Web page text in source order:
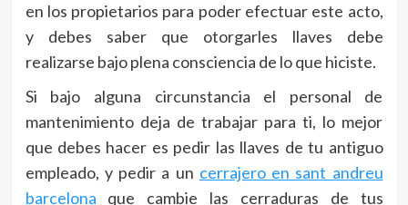
en los propietarios para poder efectuar este acto,
y debes saber que otorgarles llaves debe
realizarse bajo plena consciencia de lo que hiciste.
Si bajo alguna circunstancia el personal de
mantenimiento deja de trabajar para ti, lo mejor
que debes hacer es pedir las llaves de tu antiguo
empleado, y pedir a un cerrajero en sant andreu
barcelona que cambie las cerraduras de tus